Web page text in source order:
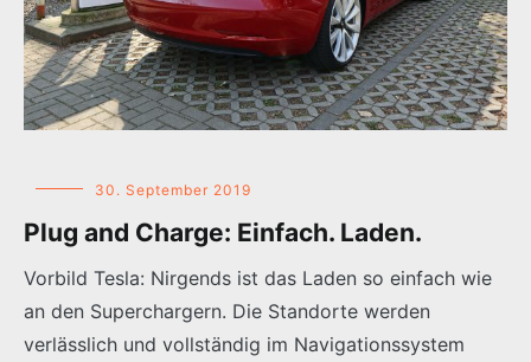
30. September 2019
Plug and Charge: Einfach. Laden.
Vorbild Tesla: Nirgends ist das Laden so einfach wie
an den Superchargern. Die Standorte werden
verlässlich und vollständig im Navigationssystem